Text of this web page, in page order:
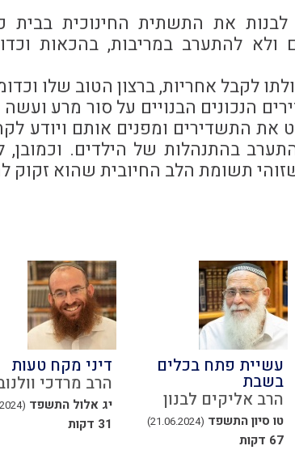
את התשתית החינוכית בבית
ולא להתערב במריבות, בהכאות
לקבל אחריות, ברצון הטוב שלו
הנכונים הבנויים על סור מרע ועשה
את התשדירים ומפנים אותם ויודע
בהתנהלות של הילדים.
תשומת הלב החיובית שהוא זקוק
עשיית פתח בכלים
בשבת
הרב אליקים לבנון
טו סיון התשפד (21.06.2024)
67 דקות
דיני מקח טעות
הרב מרדכי
יג אלול התשפד (16.09.2024)
31 דקות